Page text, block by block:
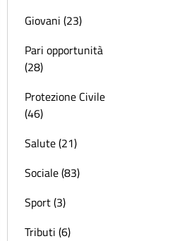
Giovani (23)
Pari opportunità
(28)
Protezione Civile
(46)
Salute (21)
Sociale (83)
Sport (3)
Tributi (6)